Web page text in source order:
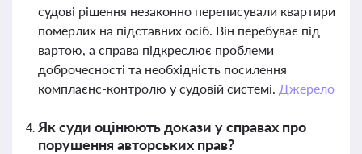
судові рішення незаконно переписували квартири
померлих на підставних осіб. Він перебуває під
вартою, а справа підкреслює проблеми
доброчесності та необхідність посилення
комплаєнс-контролю у судовій системі. Джерело
Як суди оцінюють докази у справах про
порушення авторських прав?